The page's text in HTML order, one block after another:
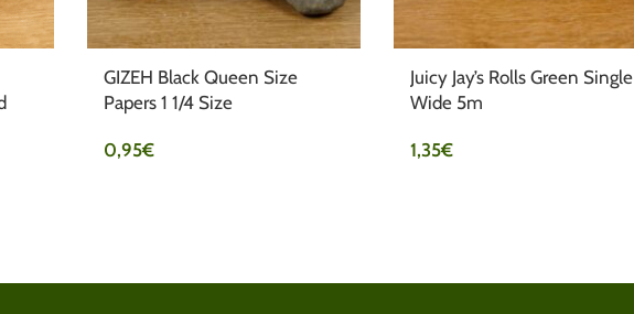
GIZEH Black Queen Size
Papers 1 1/4 Size
0,95€
Juicy Jay’s Rolls Green Single
Wide 5m
1,35€